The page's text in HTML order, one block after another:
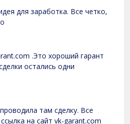
для заработка. Все четко,
.Это хороший гарант
остались одни
там сделку. Все
на сайт vk-garant.com